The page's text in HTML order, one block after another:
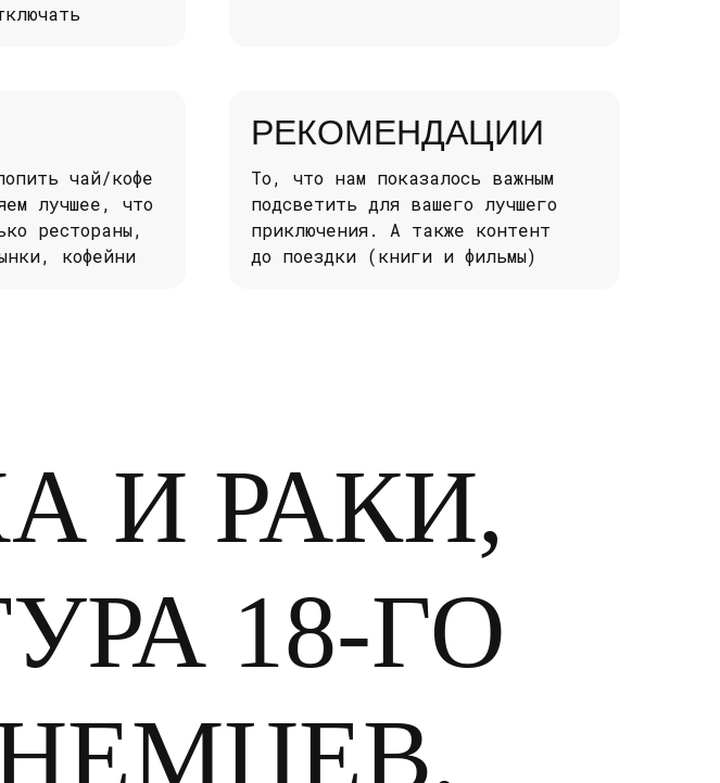
чай/кофе
лучшее, что
рестораны,
кофейни
РЕКОМЕНДАЦИИ
То, что нам показалось важным
подсветить для вашего лучшего
приключения. А также контент
до поездки (книги и фильмы)
И РАКИ,
18-ГО